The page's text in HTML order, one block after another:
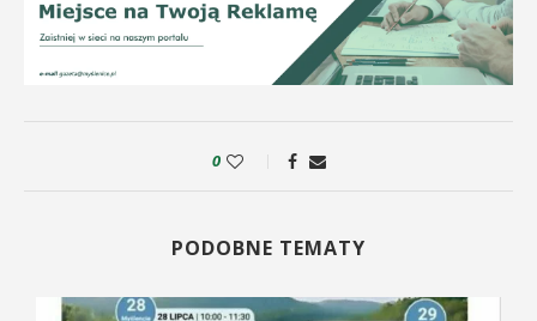
0
PODOBNE TEMATY